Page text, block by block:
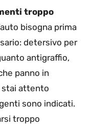
troppo
bisogna prima
detersivo per
antigraffio,
panno in
stai attento
sono indicati.
troppo